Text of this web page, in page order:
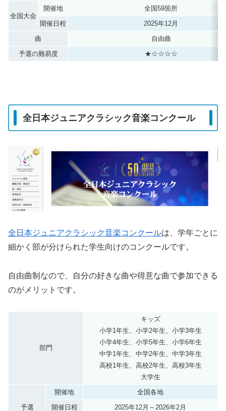
全国大会
開催地
全国59箇所
開催日程
2025年12月
曲
自由曲
予選の難易度
★☆☆☆☆
全日本ジュニアクラシック音楽コンクール
全日本ジュニアクラシック音楽コンクールは、学年ごとに
細かく部が分けられた学生向けのコンクールです。
自由曲制なので、自分の好きな曲や得意な曲で参加できる
のがメリットです。
部門
キッズ
小学1年生、小学2年生、小学3年生
小学4年生、小学5年生、小学6年生
中学1年生、中学2年生、中学3年生
高校1年生、高校2年生、高校3年生
大学生
予選
開催地
全国各地
開催日程
2025年12月～2026年2月